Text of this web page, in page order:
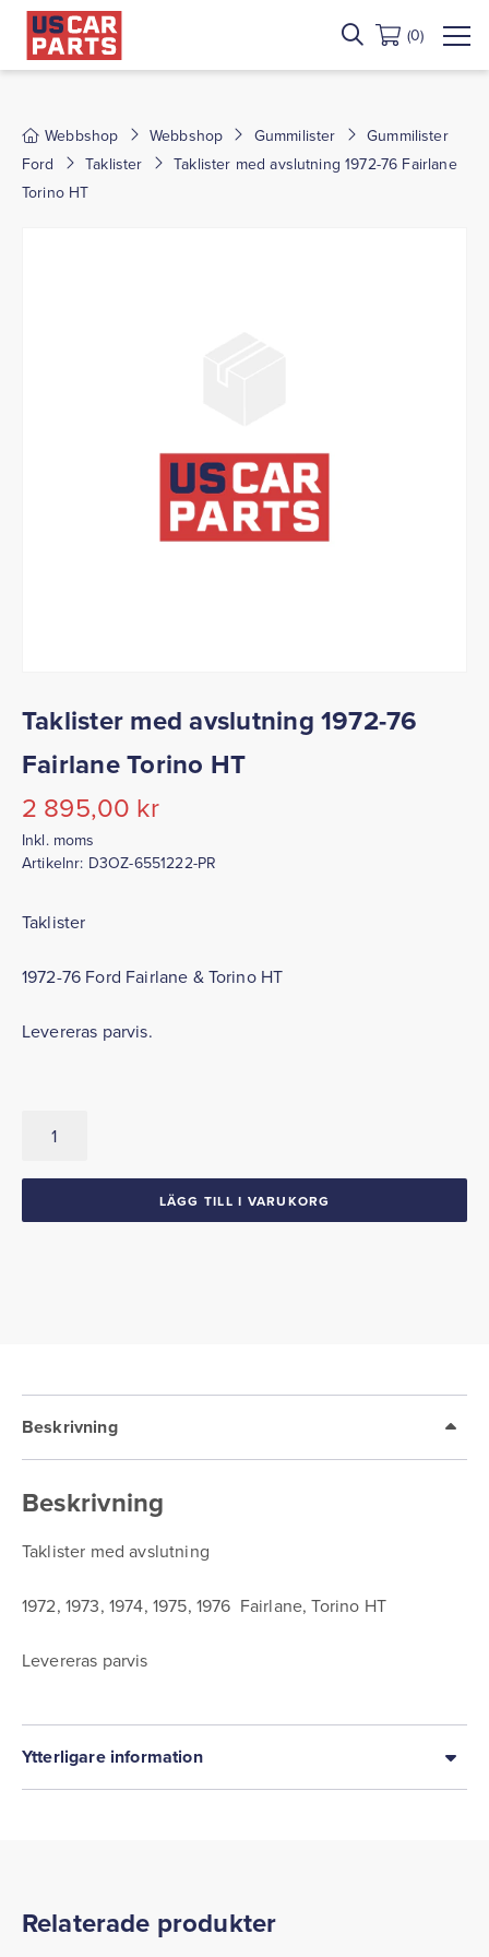
(0)
Webbshop Webbshop Gummilister
Gummilister
Ford
Taklister
Taklister med avslutning 1972-76 Fairlane
Torino HT
Taklister med avslutning 1972-76
Fairlane Torino HT
2 895,00 kr
Inkl. moms
Artikelnr: D3OZ-6551222-PR
Taklister
1972-76 Ford Fairlane & Torino HT
Levereras parvis.
LÄGG TILL I VARUKORG
Beskrivning
Beskrivning
Taklister med avslutning
1972, 1973, 1974, 1975, 1976 Fairlane, Torino HT
Levereras parvis
Ytterligare information
Relaterade produkter